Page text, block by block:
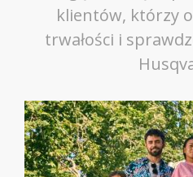
klientów, którzy
trwałości i